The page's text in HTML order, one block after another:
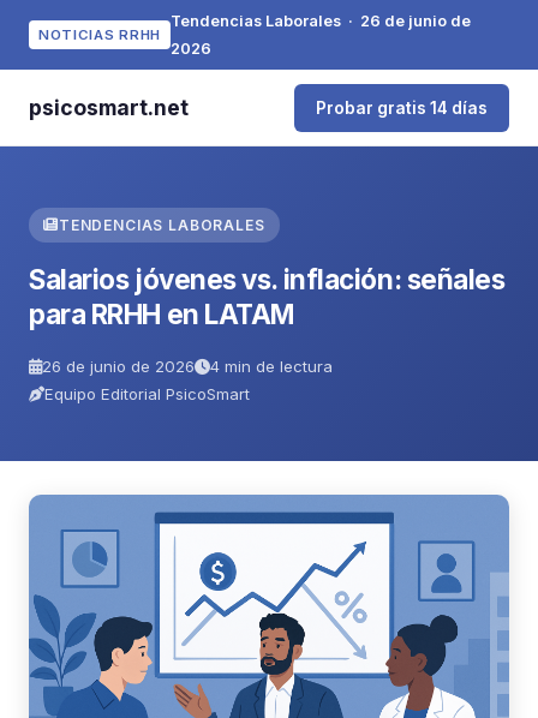
NOTICIAS RRHH
Tendencias Laborales · 26 de junio de
2026
psicosmart.net Probar gratis 14 días
TENDENCIAS LABORALES
Salarios jóvenes vs. inflación: señales
para RRHH en LATAM
26 de junio de 2026
4 min de lectura
Equipo Editorial PsicoSmart